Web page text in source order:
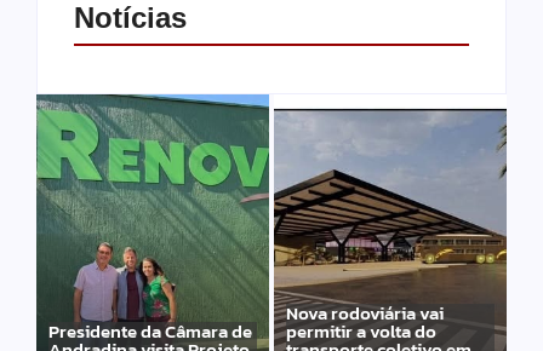
Notícias
Presidente da Câmara de
Nova rodoviária vai
permitir a volta do